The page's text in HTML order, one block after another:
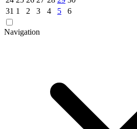
31 1 2 3 4 5 6
Navigation